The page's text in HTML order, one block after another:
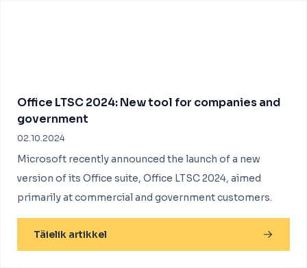
Office LTSC 2024: New tool for companies and
government
02.10.2024
Microsoft recently announced the launch of a new
version of its Office suite, Office LTSC 2024, aimed
primarily at commercial and government customers.
Täielik artikkel